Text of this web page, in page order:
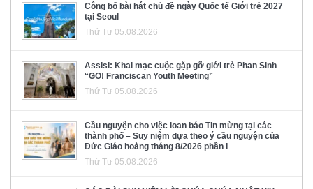
Công bố bài hát chủ đề ngày Quốc tế Giới trẻ 2027
tại Seoul
Thứ Tư 05.08.2026
Assisi: Khai mạc cuộc gặp gỡ giới trẻ Phan Sinh
“GO! Franciscan Youth Meeting”
Thứ Tư 05.08.2026
Cầu nguyện cho việc loan báo Tin mừng tại các
thành phố – Suy niệm dựa theo ý cầu nguyện của
Đức Giáo hoàng tháng 8/2026 phần I
Thứ Tư 05.08.2026